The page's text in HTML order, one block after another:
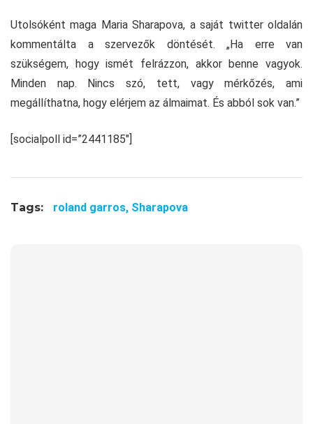
Utolsóként maga Maria Sharapova, a saját twitter oldalán
kommentálta a szervezők döntését. „Ha erre van
szükségem, hogy ismét felrázzon, akkor benne vagyok.
Minden nap. Nincs szó, tett, vagy mérkőzés, ami
megállíthatna, hogy elérjem az álmaimat. És abból sok van.”
[socialpoll id=”2441185″]
Tags: roland garros, Sharapova